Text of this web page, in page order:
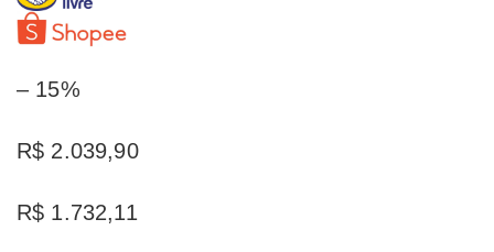
– 15%
R$ 2.039,90
R$ 1.732,11